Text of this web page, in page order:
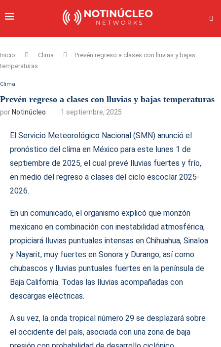
Inicio Clima
Prevén regreso a clases con lluvias y bajas
temperaturas
Clima
Prevén regreso a clases con lluvias y bajas temperaturas
por Notinúcleo 1 septiembre, 2025
El Servicio Meteorológico Nacional (SMN) anunció el
pronóstico del clima en México para este lunes 1 de
septiembre de 2025, el cual prevé lluvias fuertes y frío,
en medio del regreso a clases del ciclo escoclar 2025-
2026.
En un comunicado, el organismo explicó que monzón
mexicano en combinación con inestabilidad atmosférica,
propiciará lluvias puntuales intensas en Chihuahua, Sinaloa
y Nayarit; muy fuertes en Sonora y Durango; así como
chubascos y lluvias puntuales fuertes en la península de
Baja California. Todas las lluvias acompañadas con
descargas eléctricas.
A su vez, la onda tropical número 29 se desplazará sobre
el occidente del país, asociada con una zona de baja